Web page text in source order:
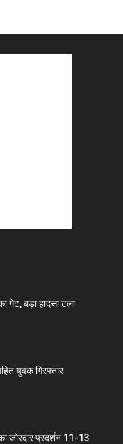
गेट, बड़ा हादसा टला
युवक गिरफ्तार
जोरदार प्रदर्शन 11-13